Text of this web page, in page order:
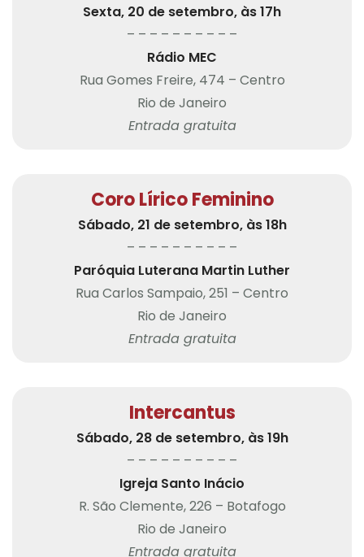
Sexta, 20 de setembro, às 17h
– – – – – – – – – –
Rádio MEC
Rua Gomes Freire, 474 – Centro
Rio de Janeiro
Entrada gratuita
Coro Lírico Feminino
Sábado, 21 de setembro, às 18h
– – – – – – – – – –
Paróquia Luterana Martin Luther
Rua Carlos Sampaio, 251 – Centro
Rio de Janeiro
Entrada gratuita
Intercantus
Sábado, 28 de setembro, às 19h
– – – – – – – – – –
Igreja Santo Inácio
R. São Clemente, 226 – Botafogo
Rio de Janeiro
Entrada gratuita